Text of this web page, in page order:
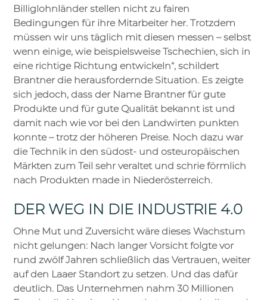
Billiglohnländer stellen nicht zu fairen
Bedingungen für ihre Mitarbeiter her. Trotzdem
müssen wir uns täglich mit diesen messen – selbst
wenn einige, wie beispielsweise Tschechien, sich in
eine richtige Richtung entwickeln“, schildert
Brantner die herausfordernde Situation. Es zeigte
sich jedoch, dass der Name Brantner für gute
Produkte und für gute Qualität bekannt ist und
damit nach wie vor bei den Landwirten punkten
konnte – trotz der höheren Preise. Noch dazu war
die Technik in den südost- und osteuropäischen
Märkten zum Teil sehr veraltet und schrie förmlich
nach Produkten made in Niederösterreich.
DER WEG IN DIE INDUSTRIE 4.0
Ohne Mut und Zuversicht wäre dieses Wachstum
nicht gelungen: Nach langer Vorsicht folgte vor
rund zwölf Jahren schließlich das Vertrauen, weiter
auf den Laaer Standort zu setzen. Und das dafür
deutlich. Das Unternehmen nahm 30 Millionen